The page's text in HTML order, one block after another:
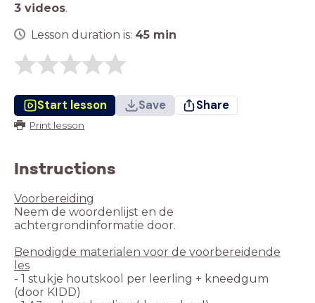
3 videos.
Lesson duration is: 45 min
Start lesson Save Share
Print lesson
Instructions
Neem de woordenlijst en de
Benodigde materialen voor de voorbereidende
- 1 stukje houtskool per leerling + kneedgum